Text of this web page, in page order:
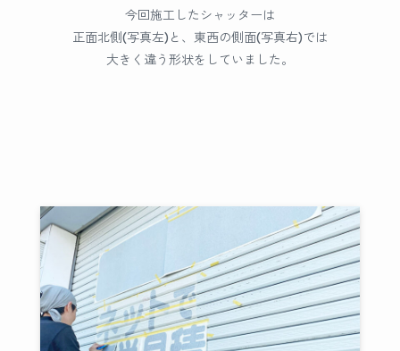
今回施工したシャッターは
正面北側(写真左)と、東西の側面(写真右)では
大きく違う形状をしていました。